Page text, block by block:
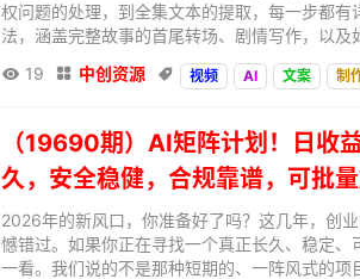
权问题的处理，到全集文本的提取，每一步都
法，涵盖完整故事的首尾转场、剧情写作，以及
 19  中创资源  视频 AI 文案 制
（19690期）AI矩阵计划！日
久，安全稳健，合规靠谱，可批量
2026年的新风口，你准备好了吗？这几年，创
憾错过。如果你正在寻找一个真正长久、稳定
一看。我们说的不是那种短期的、一阵风式的项